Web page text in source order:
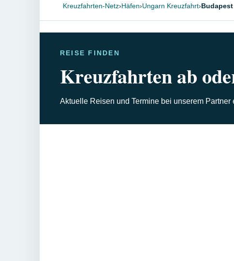
Kreuzfahrten-Netz›Häfen›Ungarn Kreuzfahrt›Budapest
REISE FINDEN
Kreuzfahrten ab
Aktuelle Reisen und Termine bei unserem Partner